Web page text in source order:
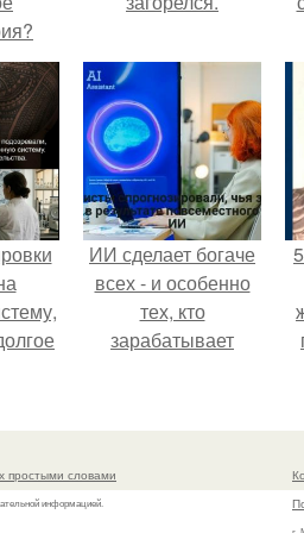
ИИ сделает богаче
всех - и особенно
тех, кто
зарабатывает
простыми словами
информацией.